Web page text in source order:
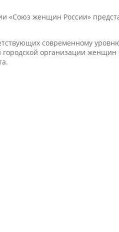
«Союз женщин России»
современному
городской организации женщин